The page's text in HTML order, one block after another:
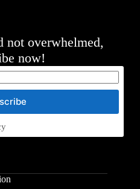
not overwhelmed,
now!